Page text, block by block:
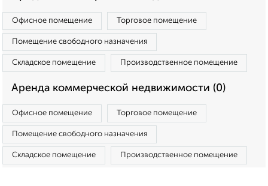
Офисное помещение Торговое помещение
Помещение свободного назначения
Складское помещение Производственное помещение
Аренда коммерческой недвижимости (0)
Офисное помещение Торговое помещение
Помещение свободного назначения
Складское помещение Производственное помещение